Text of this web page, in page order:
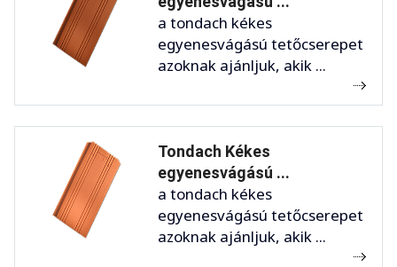
a tondach kékes
egyenesvágású tetőcserepet
azoknak ajánljuk, akik ...
Tondach Kékes
egyenesvágású ...
a tondach kékes
egyenesvágású tetőcserepet
azoknak ajánljuk, akik ...